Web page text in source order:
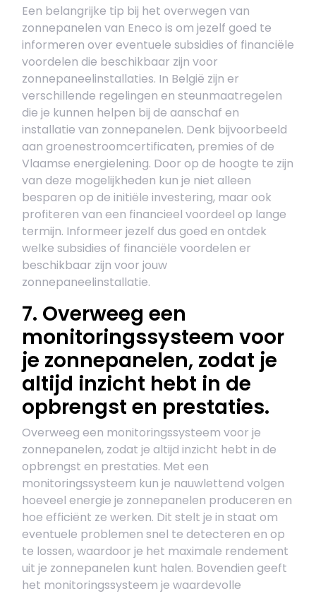
Een belangrijke tip bij het overwegen van
zonnepanelen van Eneco is om jezelf goed te
informeren over eventuele subsidies of financiële
voordelen die beschikbaar zijn voor
zonnepaneelinstallaties. In België zijn er
verschillende regelingen en steunmaatregelen
die je kunnen helpen bij de aanschaf en
installatie van zonnepanelen. Denk bijvoorbeeld
aan groenestroomcertificaten, premies of de
Vlaamse energielening. Door op de hoogte te zijn
van deze mogelijkheden kun je niet alleen
besparen op de initiële investering, maar ook
profiteren van een financieel voordeel op lange
termijn. Informeer jezelf dus goed en ontdek
welke subsidies of financiële voordelen er
beschikbaar zijn voor jouw
zonnepaneelinstallatie.
7. Overweeg een
monitoringssysteem voor
je zonnepanelen, zodat je
altijd inzicht hebt in de
opbrengst en prestaties.
Overweeg een monitoringssysteem voor je
zonnepanelen, zodat je altijd inzicht hebt in de
opbrengst en prestaties. Met een
monitoringssysteem kun je nauwlettend volgen
hoeveel energie je zonnepanelen produceren en
hoe efficiënt ze werken. Dit stelt je in staat om
eventuele problemen snel te detecteren en op
te lossen, waardoor je het maximale rendement
uit je zonnepanelen kunt halen. Bovendien geeft
het monitoringssysteem je waardevolle